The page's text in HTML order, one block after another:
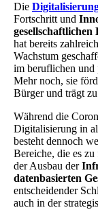
Die
Fortschritt und
hat bereits
Wachstum
im beruflichen und
Mehr noch, sie
Bürger und trägt
Während die
Digitalisierung in
besteht dennoch
Bereiche, die es
der Ausbau der
datenbasierten
entscheidender
auch in der